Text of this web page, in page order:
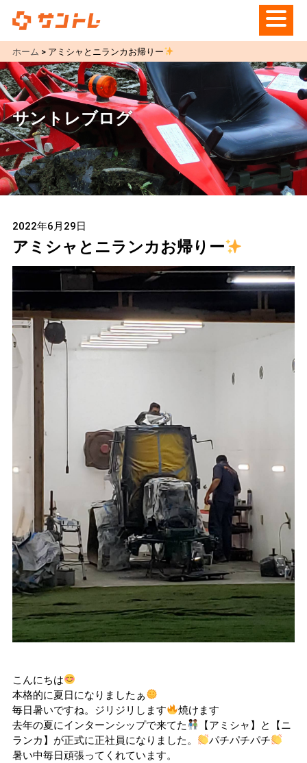
ホーム > アミシャとニランカお帰りー
サントレブログ
2022年6月29日
アミシャとニランカお帰りー
こんにちは
本格的に夏日になりましたぁ
毎日暑いですね。ジリジリします
焼けます
去年の夏にインターンシップで来てた
【アミシャ】と【ニ
ランカ】が正式に正社員になりました。
パチパチパチ
暑い中毎日頑張ってくれています。